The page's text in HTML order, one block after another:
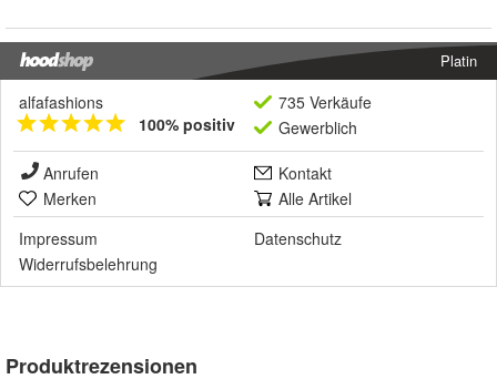
Platin
alfafashions
100% positiv
735 Verkäufe
Gewerblich
Anrufen
Kontakt
Merken
Alle Artikel
Impressum
Datenschutz
Widerrufsbelehrung
Produktrezensionen